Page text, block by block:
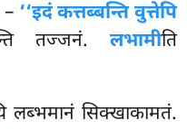
‘‘इदं कत्तब्बन्ति वुत्तेपि
तज्जनं. लभामीति
लब्भमानं सिक्खाकामतं.